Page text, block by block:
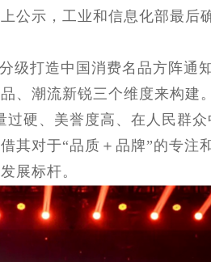
公示，工业和信息化部最后
级打造中国消费名品方阵通
、潮流新锐三个维度来构建
过硬、美誉度高、在人民群
其对于“品质＋品牌”的专注
展标杆。